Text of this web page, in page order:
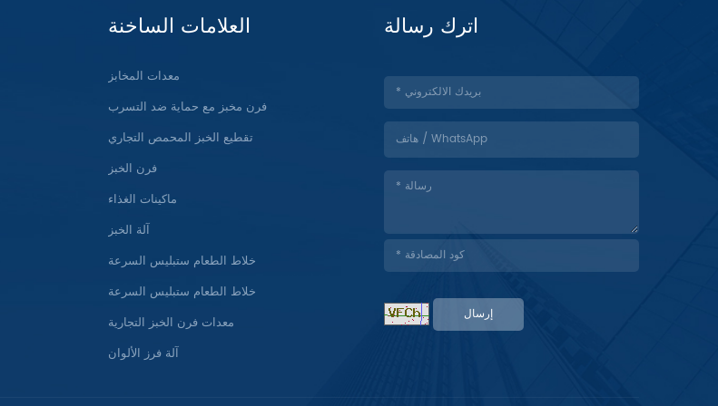
العلامات الساخنة
معدات المخابز
فرن مخبز مع حماية ضد التسرب
تقطيع الخبز المحمص التجاري
فرن الخبز
ماكينات الغذاء
آلة الخبز
خلاط الطعام ستبليس السرعة
خلاط الطعام ستبليس السرعة
معدات فرن الخبز التجارية
آلة فرز الألوان
اترك رسالة
إرسال